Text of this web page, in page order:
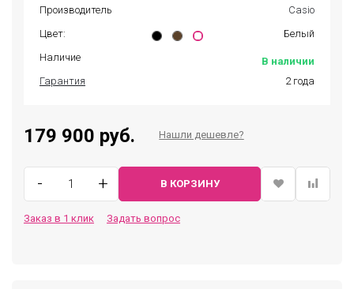
Производитель
Casio
Цвет:
Белый
Наличие
В наличии
Гарантия
2 года
179 900 руб. Нашли дешевле?
- + В КОРЗИНУ
Заказ в 1 клик Задать вопрос